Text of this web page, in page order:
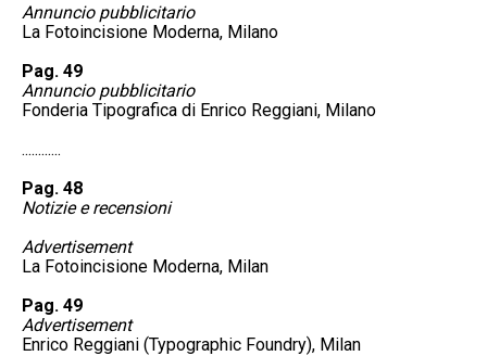
Annuncio pubblicitario
La Fotoincisione Moderna, Milano
Pag. 49
Annuncio pubblicitario
Fonderia Tipografica di Enrico Reggiani, Milano
............
Pag. 48
Notizie e recensioni
Advertisement
La Fotoincisione Moderna, Milan
Pag. 49
Advertisement
Enrico Reggiani (Typographic Foundry), Milan